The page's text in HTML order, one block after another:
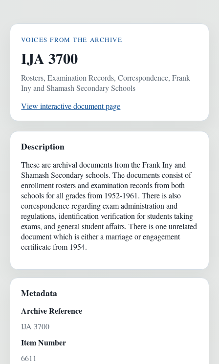
VOICES FROM THE ARCHIVE
IJA 3700
Rosters, Examination Records, Correspondence, Frank
Iny and Shamash Secondary Schools
View interactive document page
Description
These are archival documents from the Frank Iny and
Shamash Secondary schools. The documents consist of
enrollment rosters and examination records from both
schools for all grades from 1952-1961. There is also
correspondence regarding exam administration and
regulations, identification verification for students taking
exams, and general student affairs. There is one unrelated
document which is either a marriage or engagement
certificate from 1954.
Metadata
Archive Reference
IJA 3700
Item Number
6611